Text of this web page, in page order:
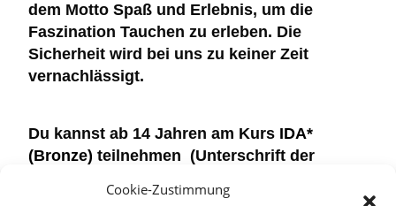
Cookie-Zustimmung
dem Motto Spaß und Erlebnis, um die
Faszination Tauchen zu erleben. Die
Sicherheit wird bei uns zu keiner Zeit
vernachlässigt.
Du kannst ab 14 Jahren am Kurs IDA*
(Bronze) teilnehmen (Unterschrift der
Minderjährigen erforderlich). Kinder im Alter